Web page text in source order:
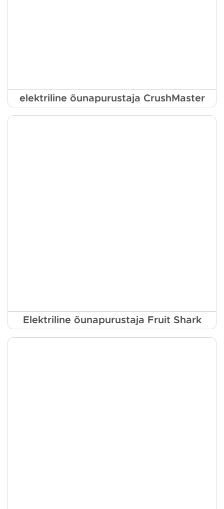
elektriline õunapurustaja CrushMaster
Elektriline õunapurustaja Fruit Shark